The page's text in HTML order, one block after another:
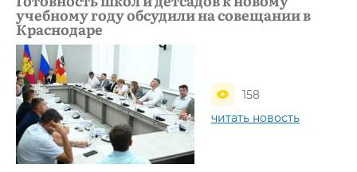
учебному году обсудили на совещании в
Краснодаре
158
читать новость